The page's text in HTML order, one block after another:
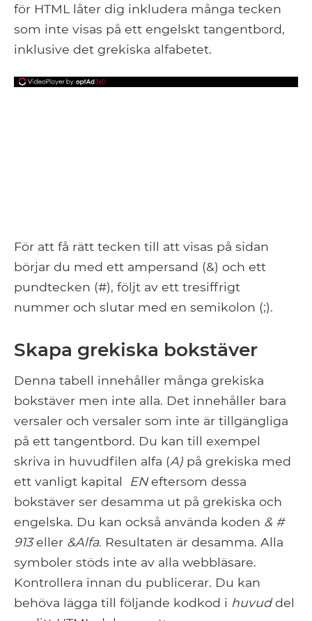
för HTML låter dig inkludera många tecken
som inte visas på ett engelskt tangentbord,
inklusive det grekiska alfabetet.
För att få rätt tecken till att visas på sidan
börjar du med ett ampersand (&) och ett
pundtecken (#), följt av ett tresiffrigt
nummer och slutar med en semikolon (;).
Skapa grekiska bokstäver
Denna tabell innehåller många grekiska
bokstäver men inte alla. Det innehåller bara
versaler och versaler som inte är tillgängliga
på ett tangentbord. Du kan till exempel
skriva in huvudfilen alfa (A) på grekiska med
ett vanligt kapital ENeftersom dessa
bokstäver ser desamma ut på grekiska och
engelska. Du kan också använda koden & #
913eller &Alfa. Resultaten är desamma. Alla
symboler stöds inte av alla webbläsare.
Kontrollera innan du publicerar. Du kan
behöva lägga till följande kodkod i huvuddel